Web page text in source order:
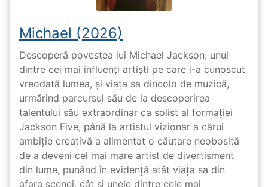
Michael (2026)
Descoperă povestea lui Michael Jackson, unul
dintre cei mai influenți artiști pe care i-a cunoscut
vreodată lumea, și viața sa dincolo de muzică,
urmărind parcursul său de la descoperirea
talentului său extraordinar ca solist al formației
Jackson Five, până la artistul vizionar a cărui
ambiție creativă a alimentat o căutare neobosită
de a deveni cel mai mare artist de divertisment
din lume, punând în evidență atât viața sa din
afara scenei, cât și unele dintre cele mai